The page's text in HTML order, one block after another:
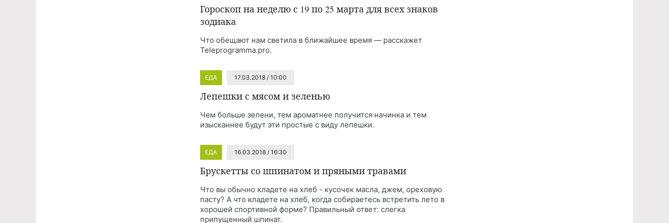
Гороскоп на неделю с 19 по 25 марта для всех знаков
зодиака
Что обещают нам светила в ближайшее время — расскажет
Teleprogramma.pro.
ЕДА 17.03.2018 / 10:00
Лепешки с мясом и зеленью
Чем больше зелени, тем ароматнее получится начинка и тем
изысканнее будут эти простые с виду лепешки.
ЕДА 16.03.2018 / 16:30
Брускетты со шпинатом и пряными травами
Что вы обычно кладете на хлеб - кусочек масла, джем, ореховую
пасту? А что кладете на хлеб, когда собираетесь встретить лето в
хорошей спортивной форме? Правильный ответ: слегка
припущенный шпинат.